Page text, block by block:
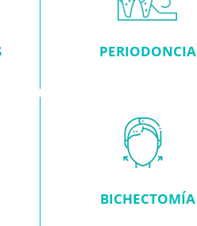
PERIODONCIA
BICHECTOMÍA